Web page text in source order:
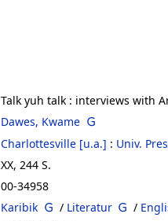
Talk yuh talk : interviews with
Dawes, Kwame
Charlottesville [u.a.] : Univ.
XX, 244 S.
00-34958
Karibik / Literatur /